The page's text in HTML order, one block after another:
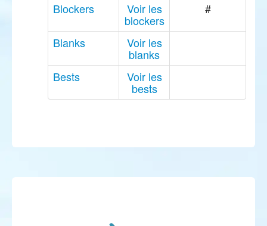
Blockers Voir les
blockers
#
Blanks Voir les
blanks
Bests
Voir les
bests